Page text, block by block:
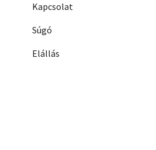
Kapcsolat
Súgó
Elállás